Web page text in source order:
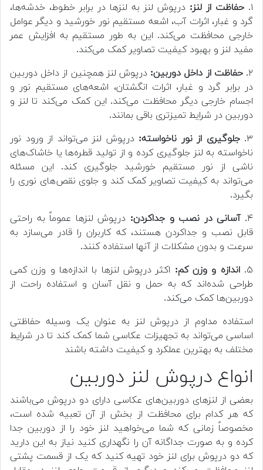
۱. حفاظت از لنز: درپوش لنز به لنزها در برابر خطوط، خدشه‌ها،
گرد و غبار، اثرات آب، اشعه مستقیم نور خورشید و دیگر عوامل
خارجی محافظت می‌کند. این به طور مستقیم به افزایش عمر
مفید لنز و بهبود کیفیت تصاویر کمک می‌کند.
۲. حفاظت از داخل دوربین: درپوش لنز همچنین از داخل دوربین
در برابر گرد و غبار، اثرات انگشتان، اشعه‌های مستقیم نور و
اجسام خارجی دیگر محافظت می‌کند. این کمک می‌کند تا لنز و
دوربین در شرایط تمیزتری باقی بمانند.
۳. جلوگیری از نور ناخواسته: درپوش لنز می‌تواند از ورود نور
ناخواسته به لنز جلوگیری کرده و از تولید قطره‌ها یا خاشاک‌های
ناشی از نور مستقیم خورشید جلوگیری کند. این مسئله
می‌تواند به کیفیت تصاویر کمک کند و جلوی نقص‌های نوری را
بگیرد.
۴. آسانی در نصب و جداکردن: درپوش لنزها عموماً به راحتی
قابل نصب و جداکردن هستند، که کاربران را قادر می‌سازد به
سرعت و بدون مشکلات از آنها استفاده کنند.
۵. اندازه و وزن کم: اکثر درپوش لنزها با اندازه‌ها و وزن کمی
طراحی شده‌اند که به حمل و نقل آسان و استفاده راحت از
دوربین‌ها کمک می‌کند.
استفاده مداوم از درپوش لنز به عنوان یک وسیله حفاظتی
اساسی می‌تواند به تجهیزات عکاسی شما کمک کند تا در شرایط
مختلف به بهترین عملکرد و کیفیت داشته باشند
انواع درپوش لنز دوربین
بعضی از لنزهای دوربین‌های عکاسی دارای دو درپوش می‌باشند
که هر کدام برای محافظت از بخش از آن تعبیه شده است،
مخصوصاً زمانی که شما می‌خواهید لنز خود را از دوربین جدا
کرده و به صورت جداگانه آن را نگهداری کنید نیاز به این دارید
که دو درپوش برای لنز خود تهیه کنید که یک از قسمت پشتی